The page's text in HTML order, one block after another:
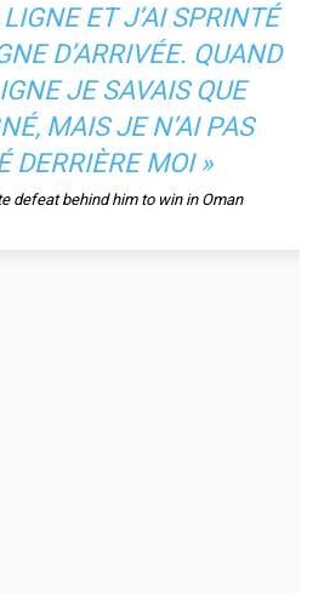
ET J’AI SPRINTÉ
D’ARRIVÉE. QUAND
JE SAVAIS QUE
MAIS JE N’AI PAS
DERRIÈRE MOI »
defeat behind him to win in Oman